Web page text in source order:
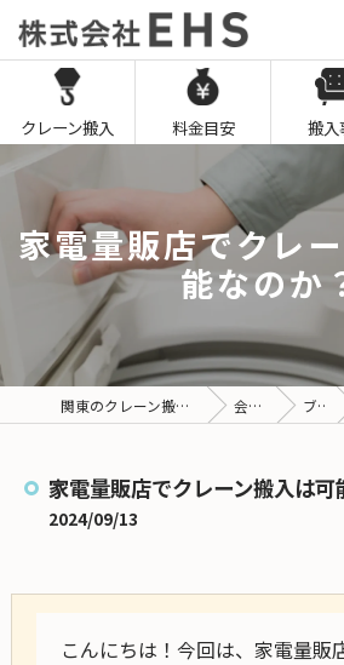
クレーン搬入 料金目安 搬入
家電量販店でクレ
能なのか
関東のクレーン搬入なら株式会社EHS 会社概要 ブログ
家電量販店でクレーン搬入は可
2024/09/13
こんにちは！今回は、家電量販